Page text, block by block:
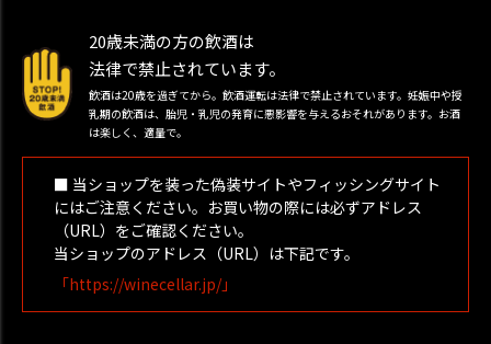
20歳未満の方の飲酒は
法律で禁止されています。
飲酒は20歳を過ぎてから。飲酒運転は法律で禁止されています。妊娠中や授
乳期の飲酒は、胎児・乳児の発育に悪影響を与えるおそれがあります。お酒
は楽しく、適量で。
■ 当ショップを装った偽装サイトやフィッシングサイト
にはご注意ください。お買い物の際には必ずアドレス
（URL）をご確認ください。
当ショップのアドレス（URL）は下記です。
「https://winecellar.jp/」